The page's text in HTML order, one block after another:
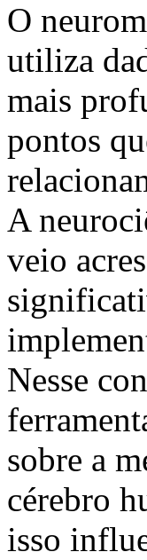
O
utiliza
mais
pontos
A
veio
Nesse
sobre a
cérebro
isso